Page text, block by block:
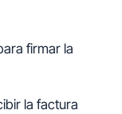
firmar la
la factura